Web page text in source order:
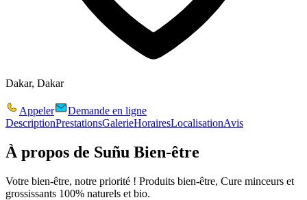
Dakar, Dakar
Appeler
Demande en ligne
DescriptionPrestationsGalerieHorairesLocalisationAvis
À propos de Suñu Bien-être
Votre bien-être, notre priorité ! Produits bien-être, Cure minceurs et
grossissants 100% naturels et bio.